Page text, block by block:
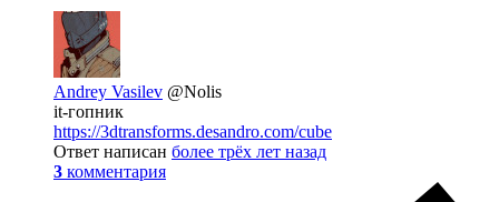
Andrey Vasilev @Nolis
it-гопник
https://3dtransforms.desandro.com/cube
Ответ написан более трёх лет назад
3 комментария